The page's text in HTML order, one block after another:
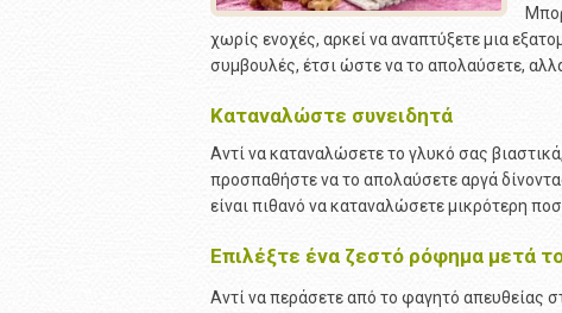
χωρίς ενοχές, αρκεί να αναπτύξετε μια
συμβουλές, έτσι ώστε να το απολαύσετε,
Καταναλώστε συνειδητά
Αντί να καταναλώσετε το γλυκό σας
προσπαθήστε να το απολαύσετε αργά
είναι πιθανό να καταναλώσετε μικρότερη
Επιλέξτε ένα ζεστό ρόφημα μετά
Αντί να περάσετε από το φαγητό απευθείας